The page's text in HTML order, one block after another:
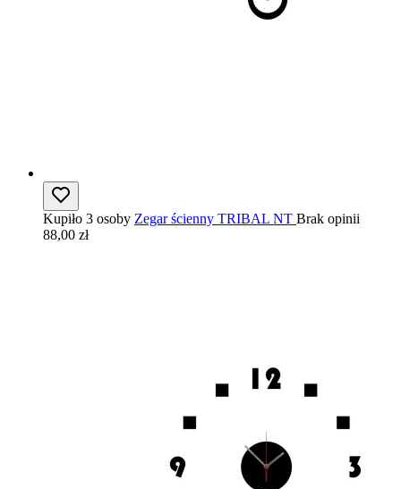
Kupiło 3 osoby Zegar ścienny TRIBAL NT Brak opinii
88,00 zł